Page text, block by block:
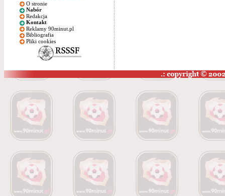
O stronie
Nabór
Redakcja
Kontakt
Reklamy 90minut.pl
Bibliografia
Pliki cookies